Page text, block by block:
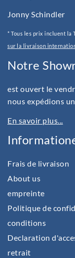
Jonny Schindler
* Tous les prix incluent la
sur la livraison
Notre
est ouvert le
nous expédions
En savoir plus...
Frais de livraison
About us
empreinte
Politique de
conditions
Declaration
retrait